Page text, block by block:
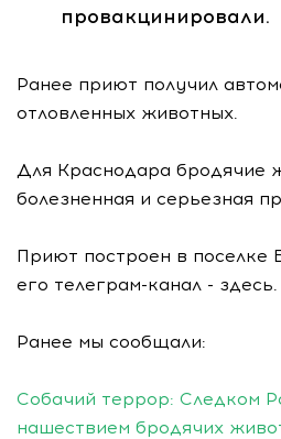
провакцинировали.
Ранее приют получил
отловленных животных.
Для Краснодара бродячие
болезненная и серьезная
Приют построен в поселке
его телеграм-канал - здесь.
Ранее мы сообщали:
Собачий террор: Следком
нашествием бродячих